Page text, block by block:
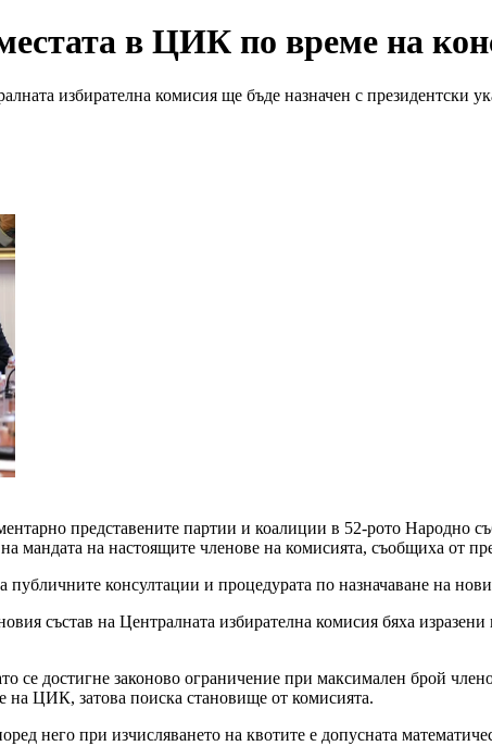
в ЦИК по време на
избирателна комисия ще бъде назначен с президентски
представените партии и коалиции в 52-рото Народно
мандата на настоящите членове на комисията, съобщиха от
публичните консултации и процедурата по назначаване на
състав на Централната избирателна комисия бяха
се достигне законово ограничение при максимален брой
на ЦИК, затова поиска становище от комисията.
него при изчисляването на квотите е допусната